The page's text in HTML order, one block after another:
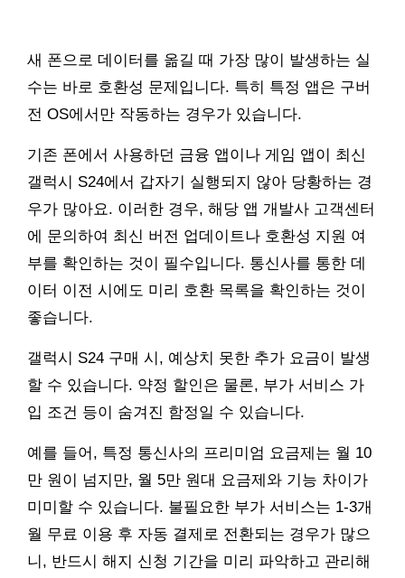
새 폰으로 데이터를 옮길 때 가장 많이 발생하는 실
수는 바로 호환성 문제입니다. 특히 특정 앱은 구버
전 OS에서만 작동하는 경우가 있습니다.
기존 폰에서 사용하던 금융 앱이나 게임 앱이 최신
갤럭시 S24에서 갑자기 실행되지 않아 당황하는 경
우가 많아요. 이러한 경우, 해당 앱 개발사 고객센터
에 문의하여 최신 버전 업데이트나 호환성 지원 여
부를 확인하는 것이 필수입니다. 통신사를 통한 데
이터 이전 시에도 미리 호환 목록을 확인하는 것이
좋습니다.
갤럭시 S24 구매 시, 예상치 못한 추가 요금이 발생
할 수 있습니다. 약정 할인은 물론, 부가 서비스 가
입 조건 등이 숨겨진 함정일 수 있습니다.
예를 들어, 특정 통신사의 프리미엄 요금제는 월 10
만 원이 넘지만, 월 5만 원대 요금제와 기능 차이가
미미할 수 있습니다. 불필요한 부가 서비스는 1-3개
월 무료 이용 후 자동 결제로 전환되는 경우가 많으
니, 반드시 해지 신청 기간을 미리 파악하고 관리해